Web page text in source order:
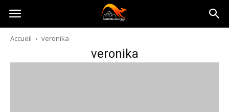
Australia-
australie.com
Accueil veronika
veronika